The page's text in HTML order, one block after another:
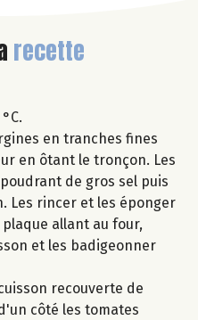
recette
en tranches fines
en ôtant le tronçon. Les
de gros sel puis
Les rincer et les éponger
allant au four,
et les badigeonner
recouverte de
côté les tomates